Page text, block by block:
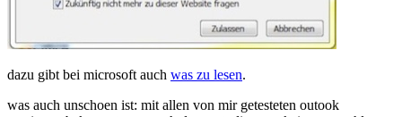
dazu gibt bei microsoft auch was zu lesen.
was auch unschoen ist: mit allen von mir getesteten outook